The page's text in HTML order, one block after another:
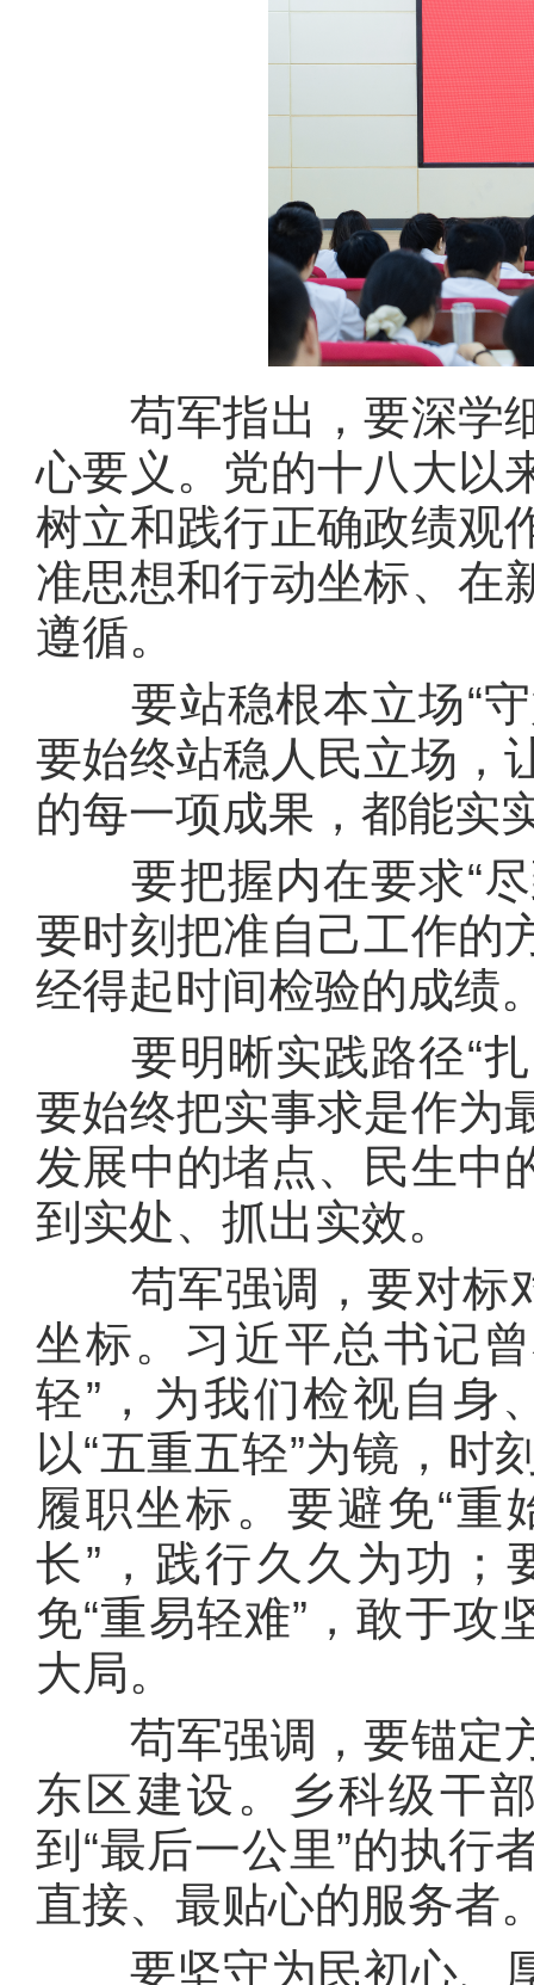
苟军指出，要深学细
心要义。党的十八大以
树立和践行正确政绩观
准思想和行动坐标、在
遵循。
要站稳根本立场“守
要始终站稳人民立场，
的每一项成果，都能实
要把握内在要求“尽
要时刻把准自己工作的
经得起时间检验的成绩
要明晰实践路径“扎
要始终把实事求是作为
发展中的堵点、民生中
到实处、抓出实效。
苟军强调，要对标对
坐标。习近平总书记
轻”，为我们检视自身
以“五重五轻”为镜，时
履职坐标。要避免“重
长”，践行久久为功；
免“重易轻难”，敢于攻
大局。
苟军强调，要锚定方
东区建设。乡科级干
到“最后一公里”的执行
直接、最贴心的服务者
要坚守为民初心、厚